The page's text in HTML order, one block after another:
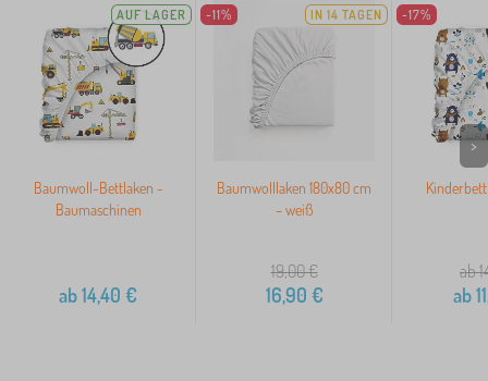
AUF LAGER
Baumwoll-Bettlaken -
Baumaschinen
ab14,40 €
-11% IN 14 TAGEN
Baumwolllaken 180x80 cm
– weiß
19,00€
16,90 €
-17%
ab
ab
>